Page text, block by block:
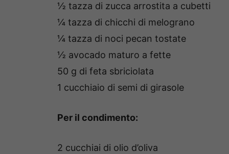
½ tazza di zucca arrostita a cubetti
¼ tazza di chicchi di melograno
¼ tazza di noci pecan tostate
½ avocado maturo a fette
50 g di feta sbriciolata
1 cucchiaio di semi di girasole
Per il condimento:
2 cucchiai di olio d’oliva